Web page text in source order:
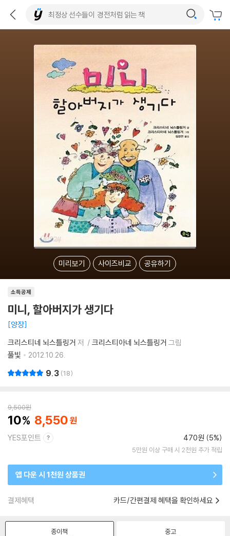
미리보기 사이즈비교 공유하기
소득공제
미니, 할아버지가 생기다
양장
크리스티네 뇌스틀링거 저 크리스티아네 뇌스틀링거 그림
풀빛
2012.10.26.
9.3 18
9,500원
10 8,550
YES포인트 470원 (5%)
5만원 이상 구매 시 2천원 추가 적립
앱 다운 시 1천원 상품권
결제혜택 카드/간편결제 혜택을 확인하세요
종이책 중고